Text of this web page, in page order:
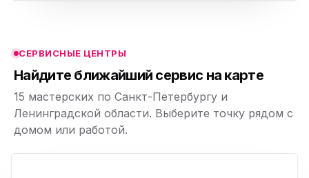
СЕРВИСНЫЕ ЦЕНТРЫ
Найдите ближайший сервис на карте
15 мастерских по Санкт-Петербургу и
Ленинградской области. Выберите точку рядом с
домом или работой.
ю